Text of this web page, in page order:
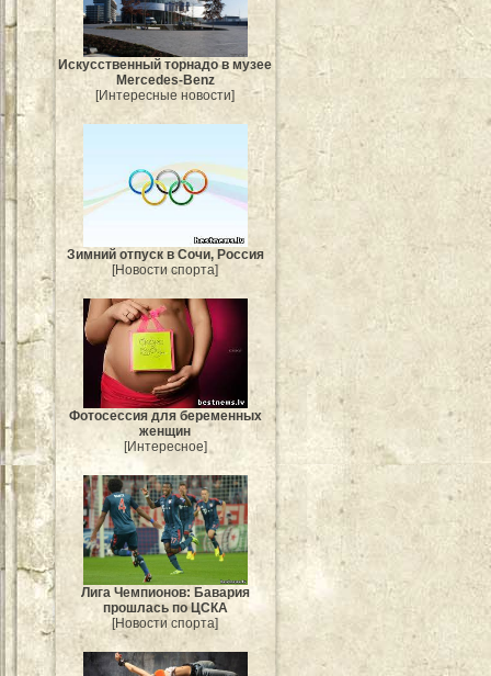
Искусственный торнадо в музее
Mercedes-Benz
[Интересные новости]
Зимний отпуск в Сочи, Россия
[Новости спорта]
Фотосессия для беременных
женщин
[Интересное]
Лига Чемпионов: Бавария
прошлась по ЦСКА
[Новости спорта]